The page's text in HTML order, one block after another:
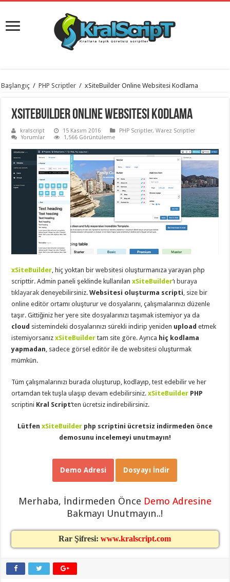
istanbul
taşımacılık
organizasyon,
gaziantep
evden
taşımacılık
evden
taşımacılık
evden
taşımacılık,
gaziantep
evden
taşımacılık ,
evden
gaziantep
evden
taşımacılık,
taşımacılık,
gaziantep
asansörlü
taşıma ,
organizasyon,
organizasyon,
palyaço,
takipçi
hilesi,
Başlangıç / PHP Scriptler / xSiteBuilder Online Websitesi Kodlama
xSiteBuilder Online Websitesi Kodlama
kralscript 15 Kasım 2016 PHP Scriptler,Warez Scriptler
Yorumlar
1,566 Görüntüleme
xSiteBuilder, hiç yoktan bir websitesi oluşturmanıza yarayan php
scripttir. Admin paneli şeklinde kullanılanxSiteBuilder‘ı buraya
tıklayarak deneyebilirsiniz.Websitesi oluşturma scripti, size bir
online editör ortamı oluşturur ve dosyalarını, çalışmalarınızı düzenle
taşır. Gittiğiniz her yere site dosyalarınızı taşımak istemiyor ya da
cloud sistemindeki dosyalarınızı sürekli indirip yeniden upload etmek
istemiyorsanızxSiteBuilder tam site göre. Ayrıca hiç kodlama
yapmadan, sadece görsel editör ile de websitesi oluşturmak
mümkün.
Tüm çalışmalarınızı burada oluşturup, kodlayıp, test edebilir ve her
ortamdan tek tuşla ulaşıp devam edebilirsiniz.xSiteBuilder PHP
scriptini Kral Script‘ten ücretsiz indirebilirsiniz.
Lütfen xSiteBuilderphp scriptini ücretsiz indirmeden önce
demosunu incelemeyi unutmayın!
Demo Adresi Dosyayı İndir
Merhaba, İndirmeden Önce Demo Adresine
Bakmayı Unutmayın..!
Rar Şifresi:www.kralscript.com